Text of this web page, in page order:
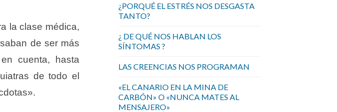
la clase médica,
de ser más
cuenta, hasta
de todo el
¿PORQUÉ EL ESTRÉS NOS DESGASTA
TANTO?
¿ DE QUÉ NOS HABLAN LOS
SÍNTOMAS ?
LAS CREENCIAS NOS PROGRAMAN
«EL CANARIO EN LA MINA DE
CARBÓN» O «NUNCA MATES AL
MENSAJERO»